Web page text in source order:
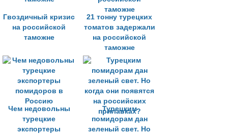
Гвоздичный кризис
на российской
таможне
21 тонну турецких
томатов задержали
на российской
таможне
Чем недовольны
турецкие
экспортеры
Турецким
помидорам дан
зеленый свет. Но